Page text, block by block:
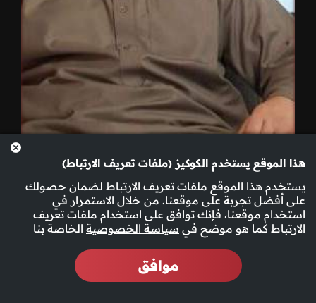
الحلقة 10
هذا الموقع يستخدم الكوكيز (ملفات تعريف الارتباط)
يستخدم هذا الموقع ملفات تعريف الارتباط لضمان حصولك
على أفضل تجربة على موقعنا. من خلال الاستمرار في
استخدام موقعنا، فإنك توافق على استخدام ملفات تعريف
الارتباط كما هو موضح في سياسة الخصوصية الخاصة بنا
موافق